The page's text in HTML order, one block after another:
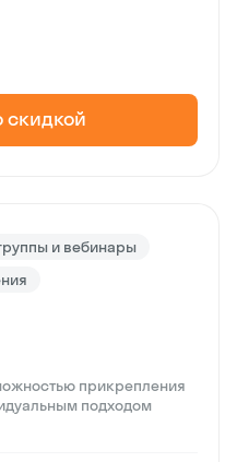
скидкой
и вебинары
прикрепления
подходом